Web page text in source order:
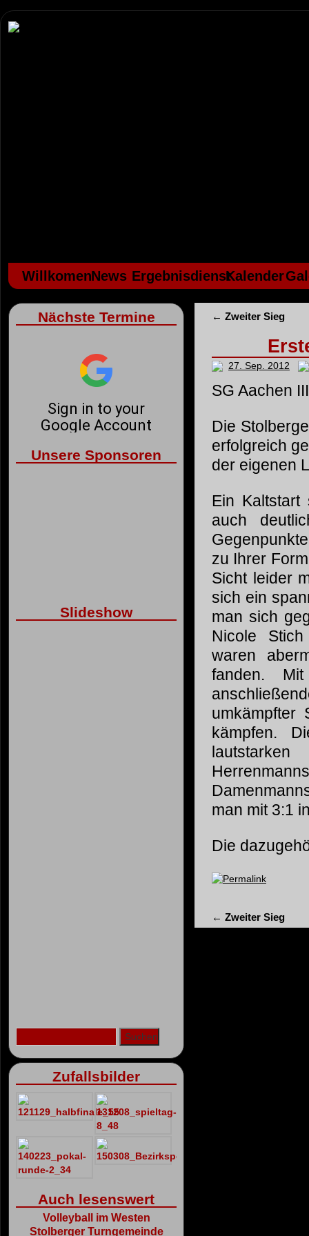
WillkomenNews ErgebnisdienstKalender
← Zweiter Sieg
27. Sep. 2012
SG Aachen
Die
erfolgreich
der eigenen
Ein Kaltstart
auch
zu Ihrer
Sicht leider
sich ein
man sich
Nicole
waren
fanden.
umkämpfter
kämpfen.
man mit 3:1
Die
Permalink
← Zweiter Sieg
Nächste Termine
Unsere Sponsoren
Slideshow
Zufallsbilder
Auch lesenswert
Volleyball im Westen
Stolberger Turngemeinde